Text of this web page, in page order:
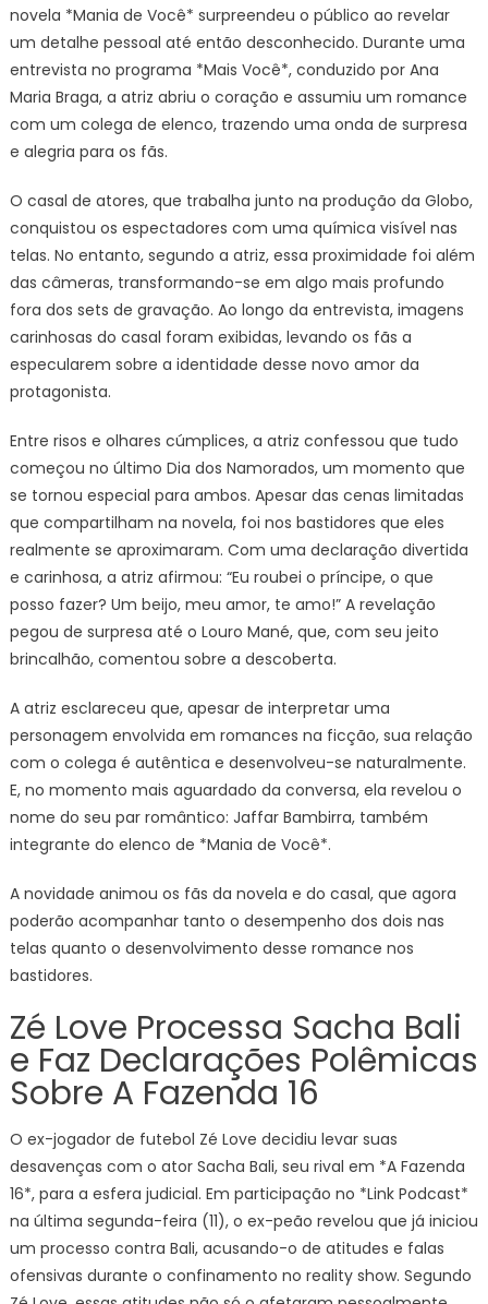
novela *Mania de Você* surpreendeu o público ao revelar
um detalhe pessoal até então desconhecido. Durante uma
entrevista no programa *Mais Você*, conduzido por Ana
Maria Braga, a atriz abriu o coração e assumiu um romance
com um colega de elenco, trazendo uma onda de surpresa
e alegria para os fãs.
O casal de atores, que trabalha junto na produção da Globo,
conquistou os espectadores com uma química visível nas
telas. No entanto, segundo a atriz, essa proximidade foi além
das câmeras, transformando-se em algo mais profundo
fora dos sets de gravação. Ao longo da entrevista, imagens
carinhosas do casal foram exibidas, levando os fãs a
especularem sobre a identidade desse novo amor da
protagonista.
Entre risos e olhares cúmplices, a atriz confessou que tudo
começou no último Dia dos Namorados, um momento que
se tornou especial para ambos. Apesar das cenas limitadas
que compartilham na novela, foi nos bastidores que eles
realmente se aproximaram. Com uma declaração divertida
e carinhosa, a atriz afirmou: “Eu roubei o príncipe, o que
posso fazer? Um beijo, meu amor, te amo!” A revelação
pegou de surpresa até o Louro Mané, que, com seu jeito
brincalhão, comentou sobre a descoberta.
A atriz esclareceu que, apesar de interpretar uma
personagem envolvida em romances na ficção, sua relação
com o colega é autêntica e desenvolveu-se naturalmente.
E, no momento mais aguardado da conversa, ela revelou o
nome do seu par romântico: Jaffar Bambirra, também
integrante do elenco de *Mania de Você*.
A novidade animou os fãs da novela e do casal, que agora
poderão acompanhar tanto o desempenho dos dois nas
telas quanto o desenvolvimento desse romance nos
bastidores.
Zé Love Processa Sacha Bali
e Faz Declarações Polêmicas
Sobre A Fazenda 16
O ex-jogador de futebol Zé Love decidiu levar suas
desavenças com o ator Sacha Bali, seu rival em *A Fazenda
16*, para a esfera judicial. Em participação no *Link Podcast*
na última segunda-feira (11), o ex-peão revelou que já iniciou
um processo contra Bali, acusando-o de atitudes e falas
ofensivas durante o confinamento no reality show. Segundo